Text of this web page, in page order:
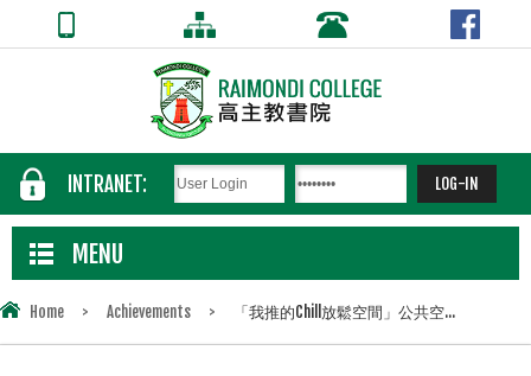
INTRANET:
MENU
Home > Achievements > 「我推的Chill放鬆空間」公共空...